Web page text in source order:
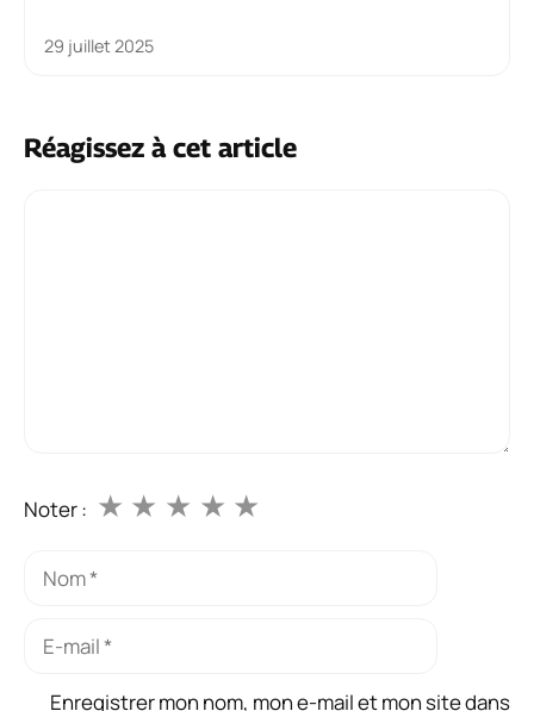
29 juillet 2025
Réagissez à cet article
Noter : ★
★
★
★
★
Nom
Enregistrer mon nom, mon e-mail et mon site dans